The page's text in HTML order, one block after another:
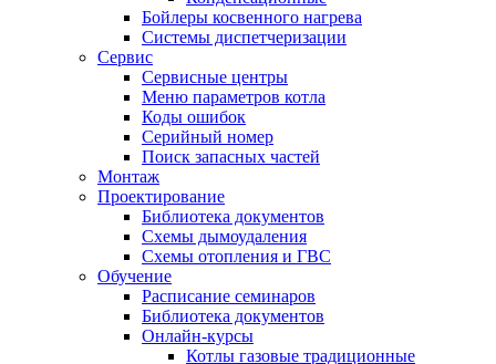
Бойлеры косвенного нагрева
Системы диспетчеризации
Сервис
Сервисные центры
Меню параметров котла
Коды ошибок
Серийный номер
Поиск запасных частей
Монтаж
Проектирование
Библиотека документов
Схемы дымоудаления
Схемы отопления и ГВС
Обучение
Расписание семинаров
Библиотека документов
Онлайн-курсы
Котлы газовые традиционные